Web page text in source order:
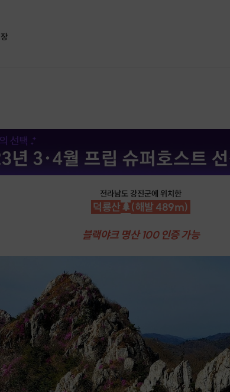
전라남도 강진군에 위치한
덕룡산🌲(해발 489m)
블랙야크 명산 100 인증 가능